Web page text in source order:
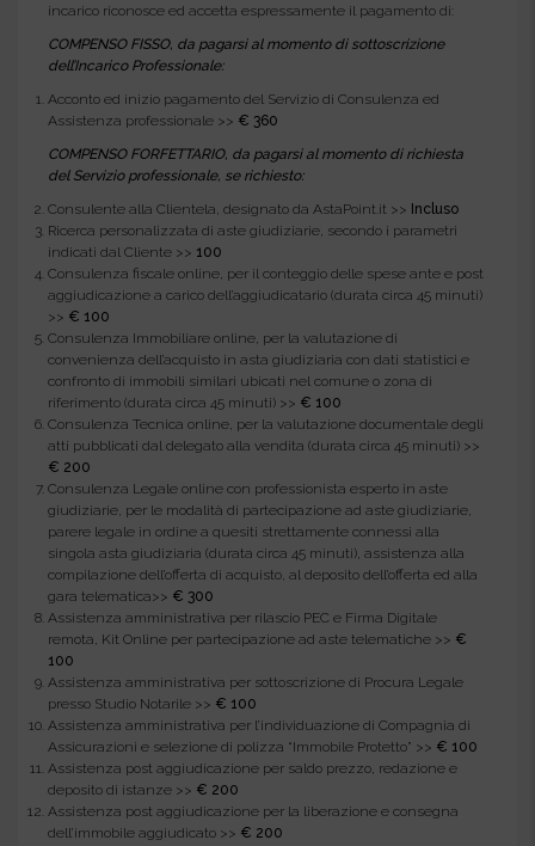
incarico riconosce ed accetta espressamente il pagamento di:
COMPENSO FISSO, da pagarsi al momento di sottoscrizione
dell’Incarico Professionale:
Acconto ed inizio pagamento del Servizio di Consulenza ed
Assistenza professionale >> € 360
COMPENSO FORFETTARIO, da pagarsi al momento di richiesta
del Servizio professionale, se richiesto:
Consulente alla Clientela, designato da AstaPoint.it >> Incluso
Ricerca personalizzata di aste giudiziarie, secondo i parametri
indicati dal Cliente >> 100
Consulenza fiscale online, per il conteggio delle spese ante e post
aggiudicazione a carico dell’aggiudicatario (durata circa 45 minuti)
>> € 100
Consulenza Immobiliare online, per la valutazione di
convenienza dell’acquisto in asta giudiziaria con dati statistici e
confronto di immobili similari ubicati nel comune o zona di
riferimento (durata circa 45 minuti) >> € 100
Consulenza Tecnica online, per la valutazione documentale degli
atti pubblicati dal delegato alla vendita (durata circa 45 minuti) >>
€ 200
Consulenza Legale online con professionista esperto in aste
giudiziarie, per le modalità di partecipazione ad aste giudiziarie,
parere legale in ordine a quesiti strettamente connessi alla
singola asta giudiziaria (durata circa 45 minuti), assistenza alla
compilazione dell’offerta di acquisto, al deposito dell’offerta ed alla
gara telematica>> € 300
Assistenza amministrativa per rilascio PEC e Firma Digitale
remota, Kit Online per partecipazione ad aste telematiche >> €
100
Assistenza amministrativa per sottoscrizione di Procura Legale
presso Studio Notarile >> € 100
Assistenza amministrativa per l’individuazione di Compagnia di
Assicurazioni e selezione di polizza “Immobile Protetto” >> € 100
Assistenza post aggiudicazione per saldo prezzo, redazione e
deposito di istanze >> € 200
Assistenza post aggiudicazione per la liberazione e consegna
dell’immobile aggiudicato >> € 200